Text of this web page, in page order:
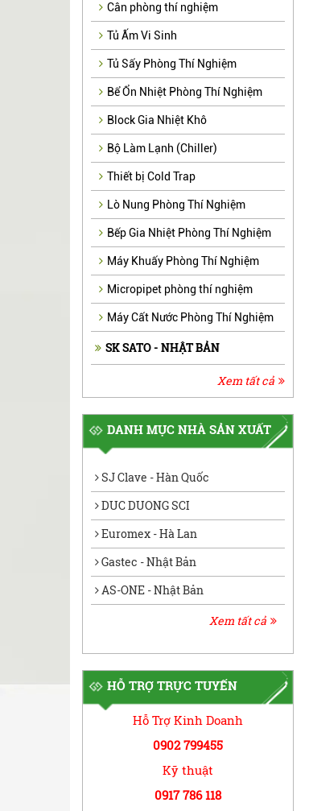
Cân phòng thí nghiệm
Tủ Ấm Vi Sinh
Tủ Sấy Phòng Thí Nghiệm
Bể Ổn Nhiệt Phòng Thí Nghiệm
Block Gia Nhiệt Khô
Bộ Làm Lạnh (Chiller)
Thiết bị Cold Trap
Lò Nung Phòng Thí Nghiệm
Bếp Gia Nhiệt Phòng Thí Nghiệm
Máy Khuấy Phòng Thí Nghiệm
Micropipet phòng thí nghiệm
Máy Cất Nước Phòng Thí Nghiệm
SK SATO - NHẬT BẢN
Xem tất cả
DANH MỤC NHÀ SẢN XUẤT
SJ Clave - Hàn Quốc
DUC DUONG SCI
Euromex - Hà Lan
Gastec - Nhật Bản
AS-ONE - Nhật Bản
Xem tất cả
HỖ TRỢ TRỰC TUYẾN
Hỗ Trợ Kinh Doanh
0902 799455
Kỹ thuật
0917 786 118